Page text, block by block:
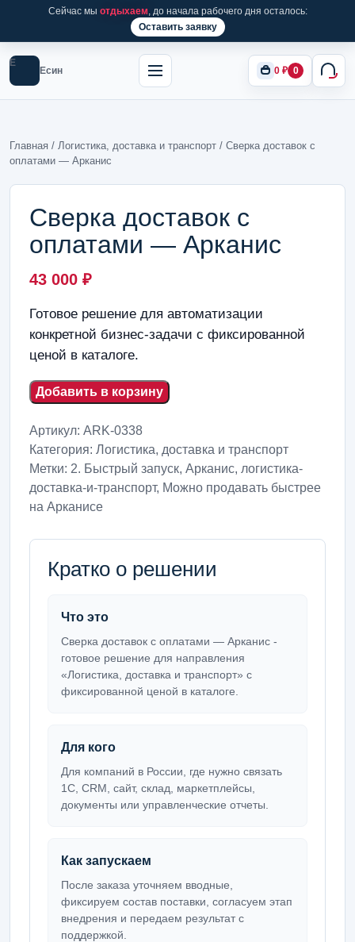
Сейчас мы отдыхаем, до начала рабочего дня осталось:
Оставить заявку
Е
Есин 0 ₽ 0
Главная / Логистика, доставка и транспорт / Сверка доставок с
оплатами — Арканис
Сверка доставок с
оплатами — Арканис
43 000 ₽
Готовое решение для автоматизации
конкретной бизнес-задачи с фиксированной
ценой в каталоге.
Добавить в корзину
Артикул: ARK-0338
Категория: Логистика, доставка и транспорт
Метки: 2. Быстрый запуск, Арканис, логистика-
доставка-и-транспорт, Можно продавать быстрее
на Арканисе
Кратко о решении
Что это
Сверка доставок с оплатами — Арканис -
готовое решение для направления
«Логистика, доставка и транспорт» с
фиксированной ценой в каталоге.
Для кого
Для компаний в России, где нужно связать
1С, CRM, сайт, склад, маркетплейсы,
документы или управленческие отчеты.
Как запускаем
После заказа уточняем вводные,
фиксируем состав поставки, согласуем этап
внедрения и передаем результат с
поддержкой.